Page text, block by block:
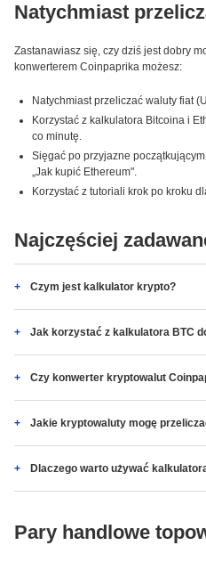
Natychmiast
Zastanawiasz się, czy dziś jest dobry
konwerterem Coinpaprika możesz:
Natychmiast przeliczać waluty fiat
Korzystać z kalkulatora Bitcoina i
co minutę.
Sięgać po przyjazne
„Jak kupić Ethereum".
Korzystać z tutoriali krok po kroku
Najczęściej
Czym jest kalkulator krypto?
Jak korzystać z kalkulatora BTC
Czy konwerter kryptowalut
Jakie kryptowaluty mogę
Dlaczego warto używać
Pary handlowe